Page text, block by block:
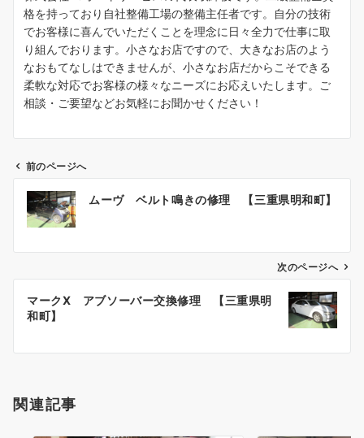
格を持っており自社整備工場の整備主任者です。自分の技術
でお客様に喜んでいただくことを理念に日々全力で仕事に取
り組んでおります。小さなお店ですので、大きなお店のよう
なおもてなしはできませんが、小さなお店だからこそできる
柔軟な対応でお客様の様々なニーズにお応えいたします。ご
相談・ご要望などお気軽にお聞かせください！
ン
前のページへ
ムーヴ ベルト鳴きの修理 【三重県明和町】
次のページへ
マークX アブソーバー交換修理 【三重県明
和町】
関連記事